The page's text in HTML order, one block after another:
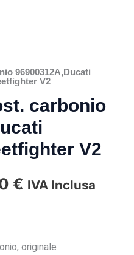
96900312A,Ducati
V2
carbonio
V2
€ Il
attuale
IVA Inclusa
originale